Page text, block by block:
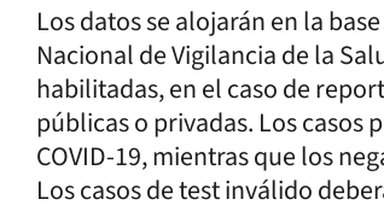
Los datos se alojarán en la
Nacional de Vigilancia de la
habilitadas, en el caso de
públicas o privadas. Los casos
COVID-19, mientras que los
Los casos de test inválido